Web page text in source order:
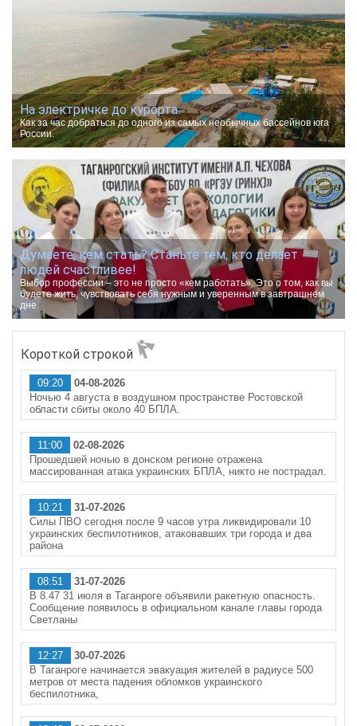
На электричке до курорта.
Как за час добраться до одного из самых необычных бассейнов юга
России.
Думаете, кем стать? Станьте тем, кто делает
людей счастливее!
Выбор профессии – это не просто «кем работать». Это о том, как вы
будете жить, чувствовать себя нужным и уверенным в завтрашнем
дне.
Короткой строкой
09:20
04-08-2026
Ночью 4 августа в воздушном пространстве Ростовской
области сбиты около 40 БПЛА.
11:00
02-08-2026
Прошедшей ночью в донском регионе отражена
массированная атака украинских БПЛА, никто не пострадал.
10:21
31-07-2026
Силы ПВО сегодня после 9 часов утра ликвидировали 10
украинских беспилотников, атаковавших три города и два
района
08:51
31-07-2026
В 8.47 31 июля в Таганроге объявили ракетную опасность.
Сообщение появилось в официальном канале главы города
Светланы
12:27
30-07-2026
В Таганроге начинается эвакуация жителей в радиусе 500
метров от места падения обломков украинского
беспилотника,